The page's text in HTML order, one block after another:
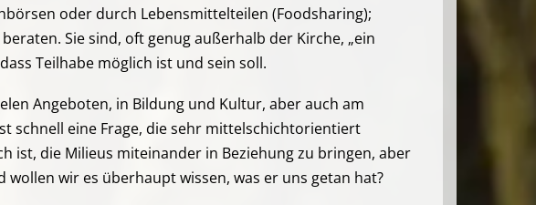
oder durch Lebensmittelteilen (Foodsharing);
Sie sind, oft genug außerhalb der Kirche, „ein
Teilhabe möglich ist und sein soll.
Angeboten, in Bildung und Kultur, aber auch am
schnell eine Frage, die sehr mittelschichtorientiert
ist, die Milieus miteinander in Beziehung zu bringen, aber
wollen wir es überhaupt wissen, was er uns getan hat?